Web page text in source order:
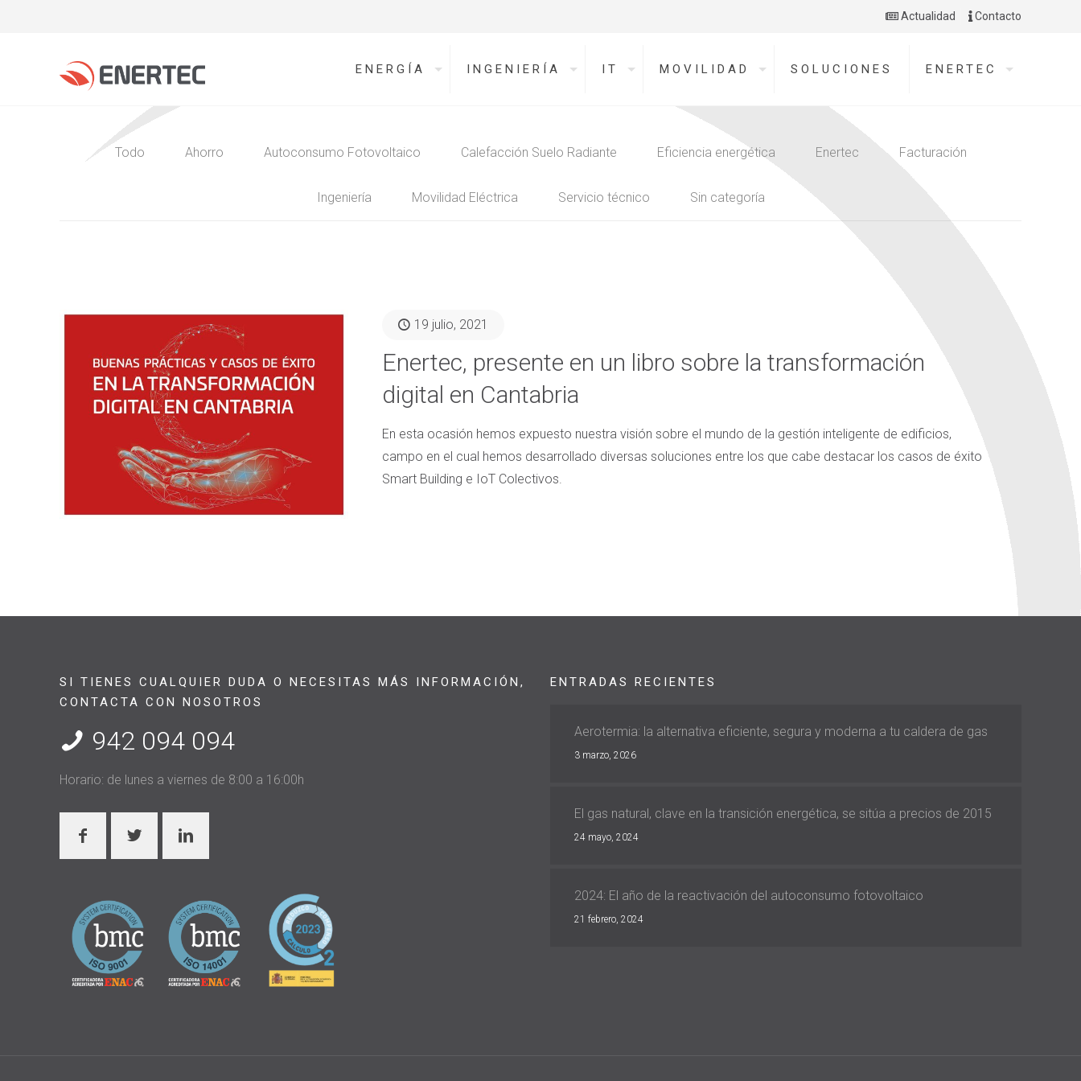
Actualidad Contacto
ENERGÍA INGENIERÍA IT MOVILIDAD SOLUCIONES ENERTEC
Todo Ahorro Autoconsumo Fotovoltaico Calefacción Suelo Radiante Eficiencia energética Enertec Facturación
Ingeniería Movilidad Eléctrica Servicio técnico Sin categoría
19 julio, 2021
Enertec, presente en un libro sobre la transformación
digital en Cantabria
En esta ocasión hemos expuesto nuestra visión sobre el mundo de la gestión inteligente de edificios,
campo en el cual hemos desarrollado diversas soluciones entre los que cabe destacar los casos de éxito
Smart Building e IoT Colectivos.
SI TIENES CUALQUIER DUDA O NECESITAS MÁS INFORMACIÓN,
CONTACTA CON NOSOTROS
942 094 094
Horario: de lunes a viernes de 8:00 a 16:00h
ENTRADAS RECIENTES
Aerotermia: la alternativa eficiente, segura y moderna a tu caldera de gas
3 marzo, 2026
El gas natural, clave en la transición energética, se sitúa a precios de 2015
24 mayo, 2024
2024: El año de la reactivación del autoconsumo fotovoltaico
21 febrero, 2024